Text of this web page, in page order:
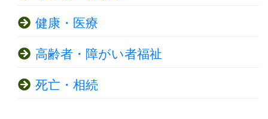
健康・医療
高齢者・障がい者福祉
死亡・相続